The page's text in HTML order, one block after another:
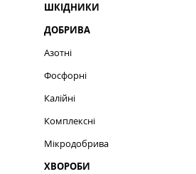
ШКІДНИКИ
ДОБРИВА
Азотні
Фосфорні
Калійні
Комплексні
Мікродобрива
ХВОРОБИ